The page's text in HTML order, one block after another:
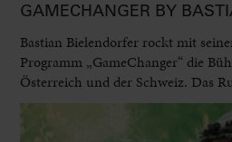
GAMECHANGER BY
Bastian Bielendorfer rockt mit
Programm „GameChanger“ die
Österreich und der Schweiz. Das